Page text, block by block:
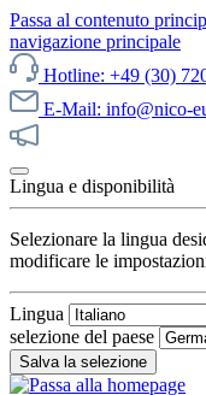
Passa al contenuto
navigazione principale
Hotline: +49 (30)
E-Mail: info@nico-
Lingua e disponibilità
Selezionare la lingua
modificare le
Lingua
selezione del paese
Salva la selezione